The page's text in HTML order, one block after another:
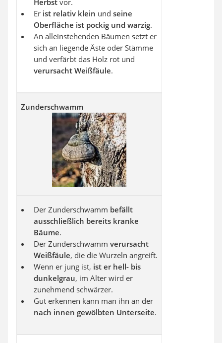
Herbst vor.
Er ist relativ klein und seine
Oberfläche ist pockig und warzig.
An alleinstehenden Bäumen setzt er
sich an liegende Äste oder Stämme
und verfärbt das Holz rot und
verursacht Weißfäule.
Zunderschwamm
Der Zunderschwamm befällt
ausschließlich bereits kranke
Bäume.
Der Zunderschwamm verursacht
Weißfäule, die die Wurzeln angreift.
Wenn er jung ist, ist er hell- bis
dunkelgrau, im Alter wird er
zunehmend schwärzer.
Gut erkennen kann man ihn an der
nach innen gewölbten Unterseite.